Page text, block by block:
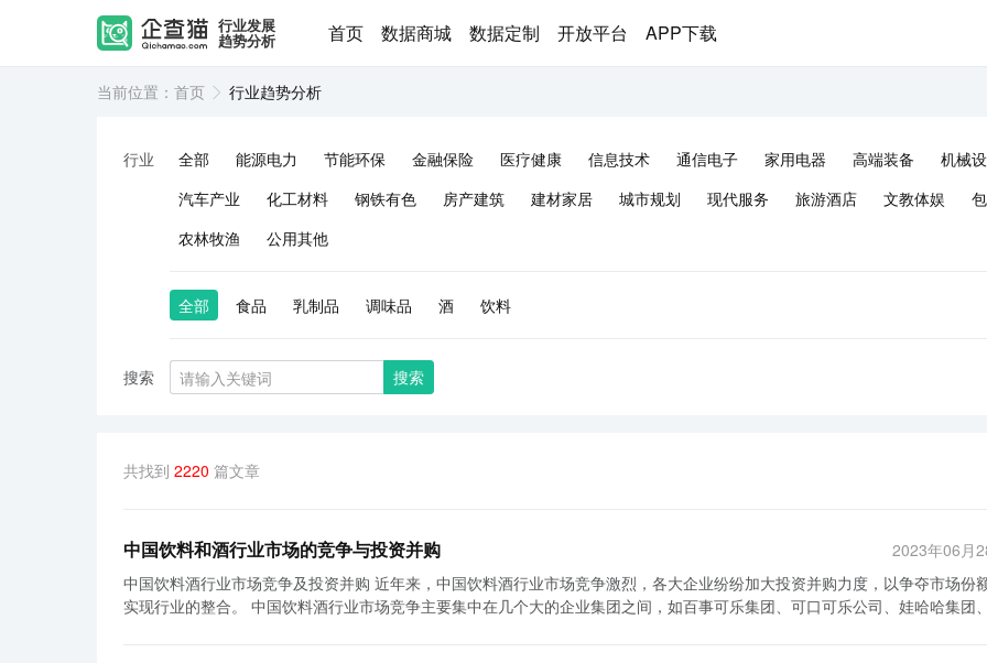
行业发展
趋势分析 首页 数据商城 数据定制 开放平台 APP下载
当前位置： 首页 行业趋势分析
行业 全部 能源电力 节能环保 金融保险 医疗健康 信息技术 通信电子 家用电器 高端装备 机械
汽车产业
化工材料 钢铁有色 房产建筑 建材家居 城市规划 现代服务 旅游酒店 文教体娱
农林牧渔
公用其他
全部 食品 乳制品 调味品 酒 饮料
搜索 搜索
共找到 2220 篇文章
中国饮料和酒行业市场的竞争与投资并购
2023年06月
中国饮料酒行业市场竞争及投资并购 近年来，中国饮料酒行业市场竞争激烈，各大企业纷纷加大投资并购力度，以争夺市场份额和
实现行业的整合。 中国饮料酒行业市场竞争主要集中在几个大的企业集团之间，如百事可乐集团、可口可乐公司、娃哈哈集团、伊